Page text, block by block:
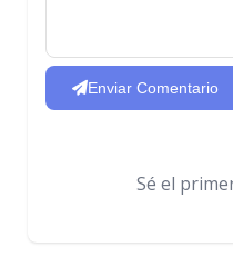
Enviar Comentario
Sé el